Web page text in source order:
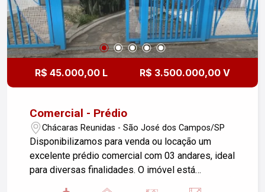
R$ 45.000,00 L R$ 3.500.000,00 V
Comercial - Prédio
Chácaras Reunidas - São José dos Campos/SP
Disponibilizamos para venda ou locação um
excelente prédio comercial com 03 andares, ideal
para diversas finalidades. O imóvel está